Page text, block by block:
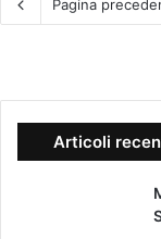
Pagina
Articoli